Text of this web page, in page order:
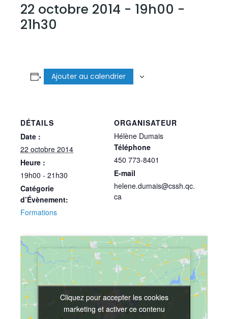
22 octobre 2014 - 19h00 -
21h30
Ajouter au calendrier
DÉTAILS
Date :
22 octobre 2014
Heure :
19h00 - 21h30
Catégorie
d’Évènement:
Formations
ORGANISATEUR
Hélène Dumais
Téléphone
450 773-8401
E-mail
helene.dumais@cssh.qc.
ca
Cliquez pour accepter les cookies
marketing et activer ce contenu
Cliquez pour accepter les cookies
marketing et activer ce contenu